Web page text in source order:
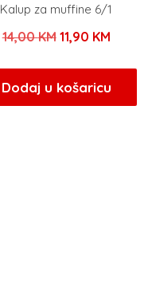
Kalup za muffine 6/1
14,00KM Izvorna
bila
je:
11,90 KM
je:
11,90
Dodaj u košaricu